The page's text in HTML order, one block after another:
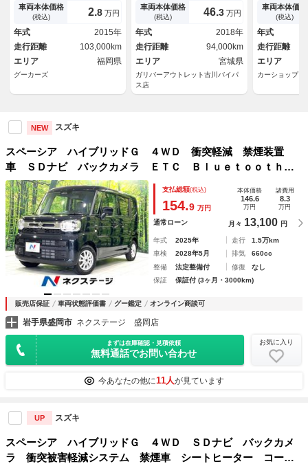
側電動両側スライドドア ＡＡ
Ｃ パワーステアリング ＡＢ
Ｓ ナビ・テレビ 格納ミラ
ー １セグ
車両本体価格
(税込) 2.8 万円
年式
2015年
走行距離
103,000km
エリア
福岡県
グーカーズ
純正フロアマット・スマートキ
ー・アイドリングストップ・フ
ルフラットシート・レーンキー
プアシスト・衝突軽減ブレーキ
車両本体価格
(税込) 46.3 万円
年式
2018年
走行距離
94,000km
エリア
宮城県
ガリバーアウトレット古川バイパ
ス店
軽減システ
スマートキ
トップ 電動
チシート 盗
車両本体価格
(税込)
年式
走行距離
エリア
カーショップア
NEW スズキ
スペーシア ハイブリッドＧ ４ＷＤ 衝突軽減 禁煙装置
車 ＳＤナビ バックカメラ ＥＴＣ Ｂｌｕｅｔｏｏｔｈ
スマートキー ＬＥＤヘッド クリアランスソナー オートラ
イト ステアリングスイッチ オートエアコン
支払総額(税込)
154.9 万円
本体価格
146.6
万円
諸費用
8.3
万円
通常ローン 月々 13,100 円
年式 2025年 走行
1.5万km
車検
2028年5月 排気
660cc
整備
法定整備付 修復
なし
保証
保証付 (3ヶ月・3000km)
販売店保証 車両状態評価書 グー鑑定 オンライン商談可
岩手県盛岡市 ネクステージ 盛岡店
まずは在庫確認・見積依頼
無料通話でお問い合わせ
お気に入り
今あなたの他に11人が見ています
UP スズキ
スペーシア ハイブリッドＧ ４ＷＤ ＳＤナビ バックカメ
ラ 衝突被害軽減システム 禁煙車 シートヒーター コーナ